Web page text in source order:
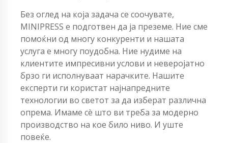
Без оглед на која задача се соочувате,
MINIPRESS е подготвен да ја преземе. Ние сме
помоќни од многу конкуренти и нашата
услуга е многу поудобна. Ние нудиме на
клиентите импресивни услови и неверојатно
брзо ги исполнуваат нарачките. Нашите
експерти ги користат најнапредните
технологии во светот за да изберат различна
опрема. Имаме сè што ви треба за модерно
производство на кое било ниво. И уште
повеќе.